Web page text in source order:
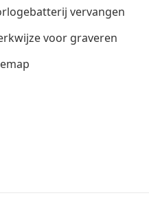
vervangen
voor graveren